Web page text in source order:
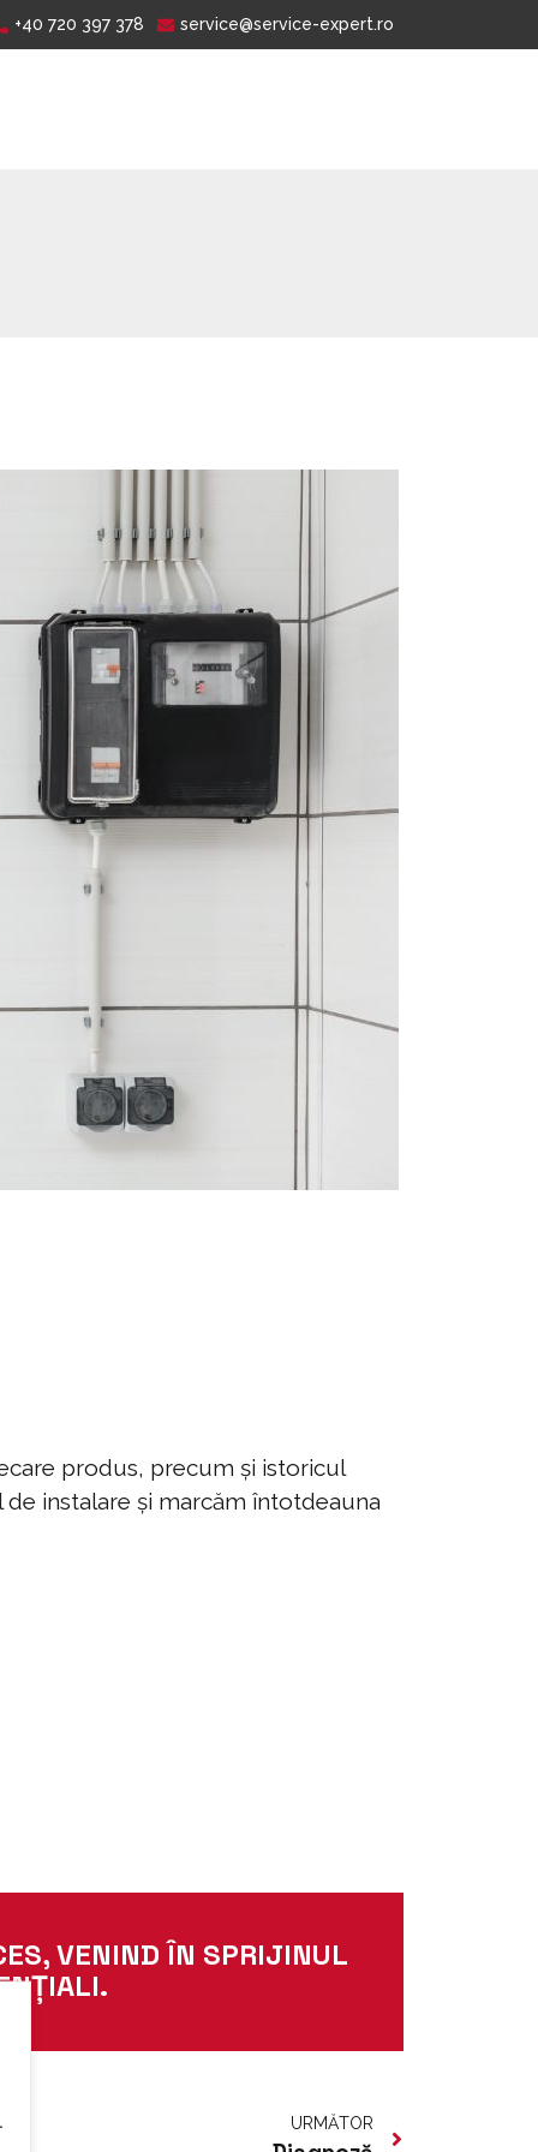
+40 720 397 378 service@service-expert.ro
produs, precum și istoricul
instalare și marcăm întotdeauna
VENIND ÎN SPRIJINUL
URMĂTOR